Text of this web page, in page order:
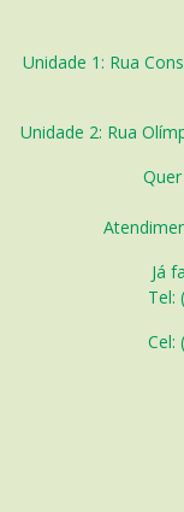
Unidade 1: Rua
Unidade 2: Rua
Já
Tel:
Cel: (